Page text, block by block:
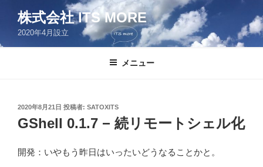
ン
株式会社 ITS MORE
2020年4月設立
メニュー
投
稿
日:
2020年8月21日 投稿者: SATOXITS
GShell 0.1.7 − 続リモートシェル化
開発：いやもう昨日はいったいどうなることかと。